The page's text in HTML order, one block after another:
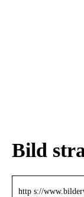
Bild
http s://